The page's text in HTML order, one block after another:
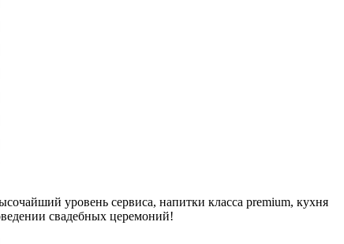
уровень сервиса, напитки класса premium, кухня
свадебных церемоний!